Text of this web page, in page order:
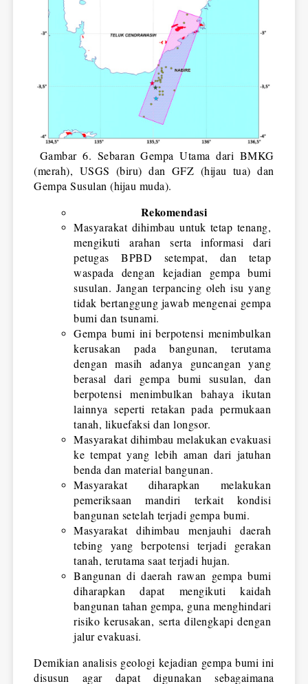
(merah), USGS (biru) dan GFZ (hijau tua) dan
Gempa Susulan (hijau muda).
Rekomendasi
Masyarakat dihimbau untuk tetap tenang,
mengikuti arahan serta informasi dari
petugas BPBD setempat, dan tetap
waspada dengan kejadian gempa bumi
susulan. Jangan terpancing oleh isu yang
tidak bertanggung jawab mengenai gempa
bumi dan tsunami.
Gempa bumi ini berpotensi menimbulkan
kerusakan pada bangunan, terutama
dengan masih adanya guncangan yang
berasal dari gempa bumi susulan, dan
berpotensi menimbulkan bahaya ikutan
lainnya seperti retakan pada permukaan
tanah, likuefaksi dan longsor.
Masyarakat dihimbau melakukan evakuasi
ke tempat yang lebih aman dari jatuhan
benda dan material bangunan.
Masyarakat diharapkan melakukan
pemeriksaan mandiri terkait kondisi
bangunan setelah terjadi gempa bumi.
Masyarakat dihimbau menjauhi daerah
tebing yang berpotensi terjadi gerakan
tanah, terutama saat terjadi hujan.
Bangunan di daerah rawan gempa bumi
diharapkan dapat mengikuti kaidah
bangunan tahan gempa, guna menghindari
risiko kerusakan, serta dilengkapi dengan
jalur evakuasi.
Demikian analisis geologi kejadian gempa bumi ini
disusun agar dapat digunakan sebagaimana